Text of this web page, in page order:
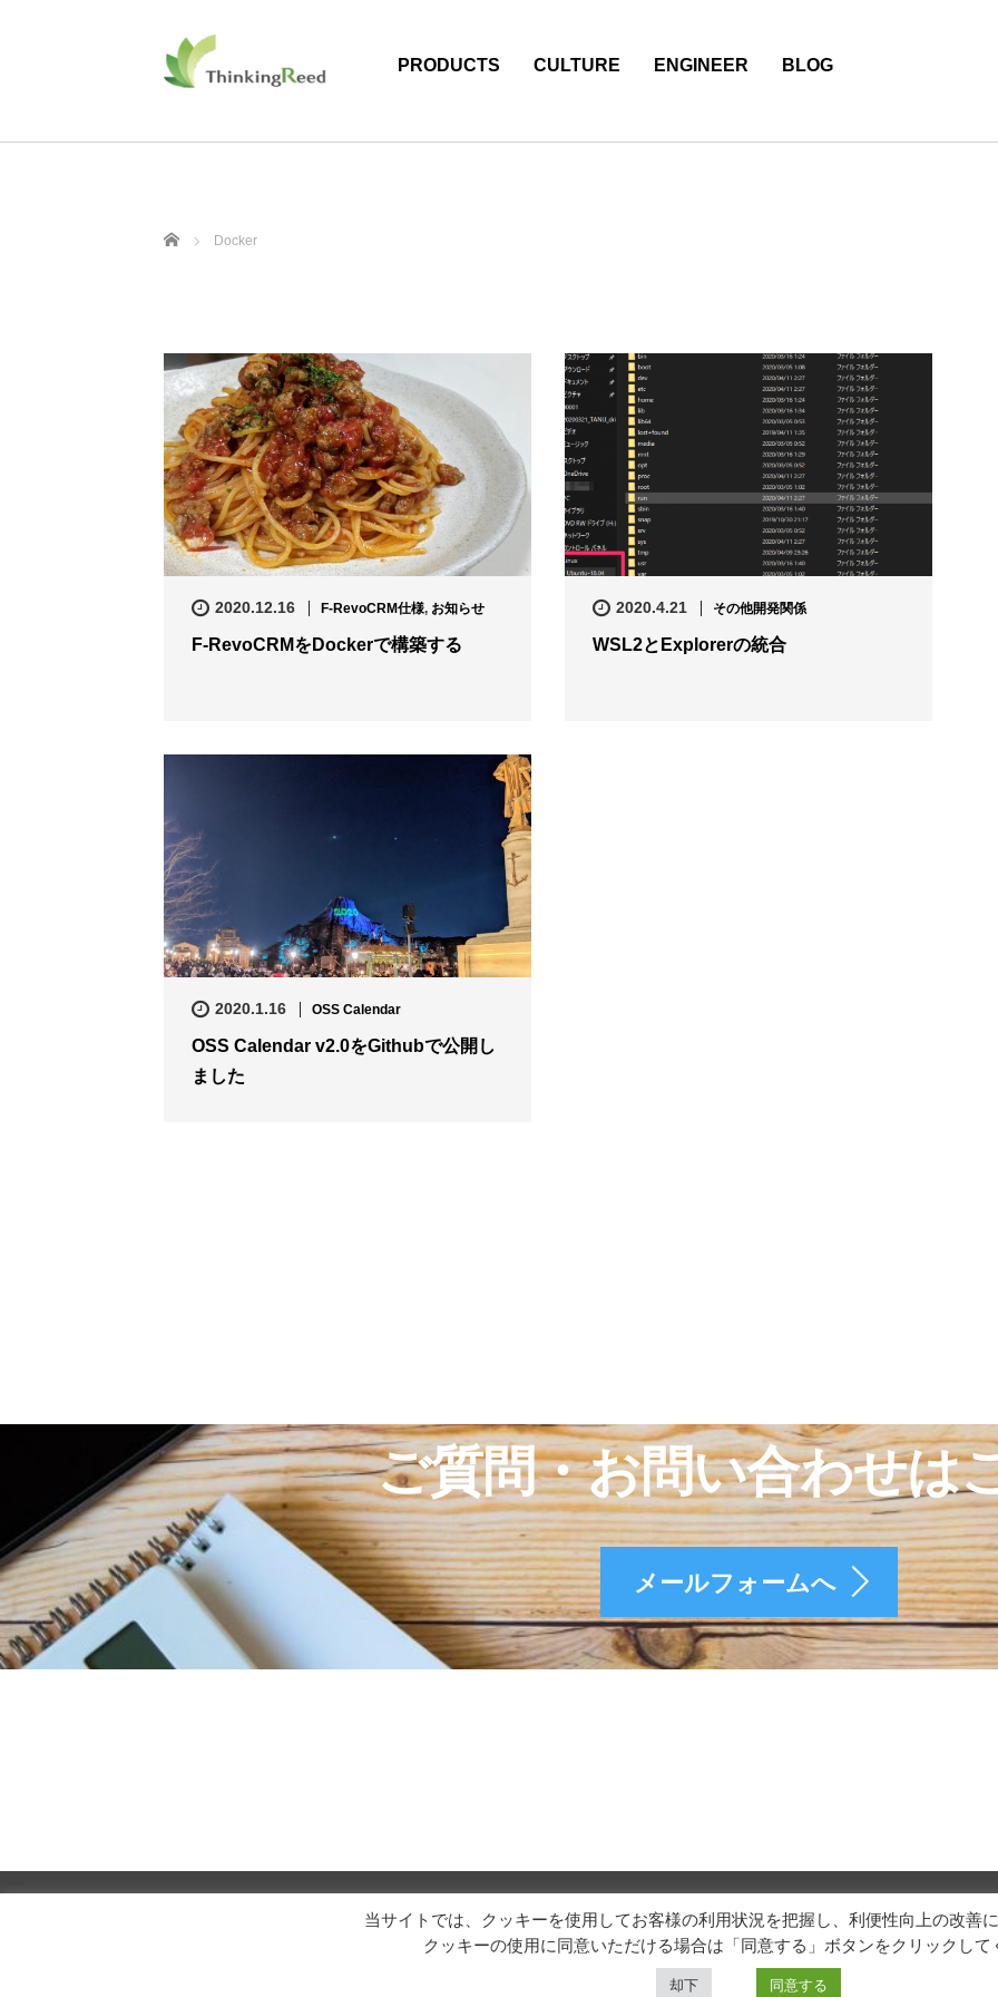
PRODUCTS CULTURE ENGINEER BLOG
ホーム Docker
2020.12.16 F-RevoCRM仕様, お知らせ
F-RevoCRMをDockerで構築する
2020.4.21 その他開発関係
WSL2とExplorerの統合
2020.1.16 OSS Calendar
OSS Calendar v2.0をGithubで公開し
ました
ご質問・お問い合わせは
メールフォームへ
Copyright 2026 エンジニア採用 | シンキングリード
当サイトでは、クッキーを使用してお客様の利用状況を把握し、利便性向上の改善
クッキーの使用に同意いただける場合は「同意する」ボタンをクリックして
却下 同意する